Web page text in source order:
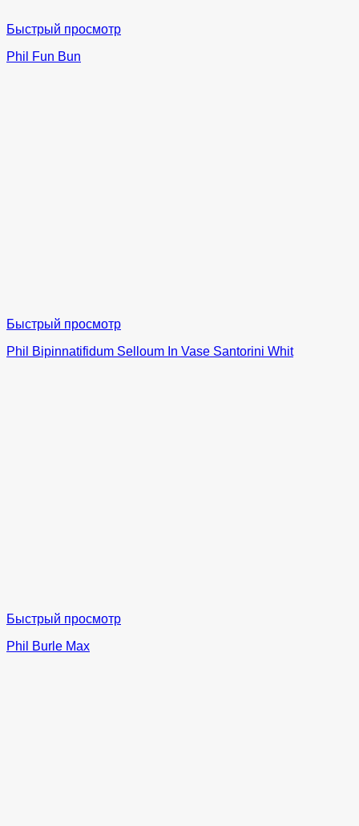
Быстрый просмотр
Phil Fun Bun
Быстрый просмотр
Phil Bipinnatifidum Selloum In Vase Santorini Whit
Быстрый просмотр
Phil Burle Max